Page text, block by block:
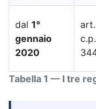
Tabella 1 — I tre
dal 1°
gennaio
2020